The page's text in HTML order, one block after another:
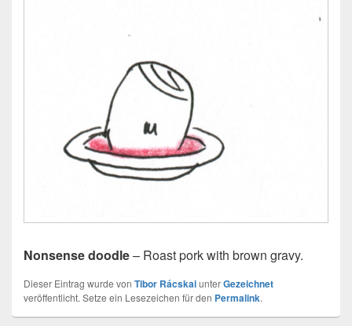
Nonsense doodle– Roast pork with brown gravy.
Dieser Eintrag wurde von Tibor RácskaiunterGezeichnet
veröffentlicht. Setze ein Lesezeichen für den Permalink.